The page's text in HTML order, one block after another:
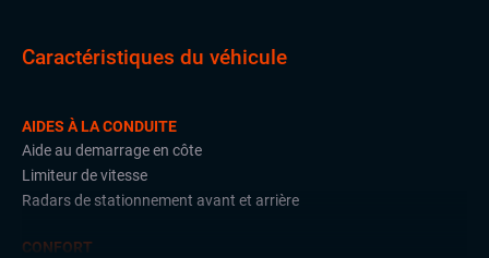
Caractéristiques du véhicule
AIDES À LA CONDUITE
Aide au demarrage en côte
Limiteur de vitesse
Radars de stationnement avant et arrière
CONFORT